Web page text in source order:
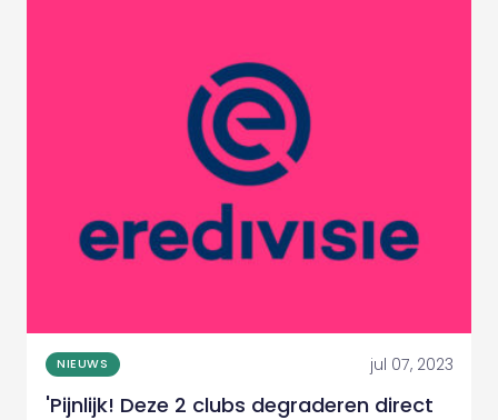
NIEUWS jul 07, 2023
'Pijnlijk! Deze 2 clubs degraderen direct